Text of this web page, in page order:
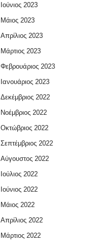
Ιούνιος 2023
Μάιος 2023
Απρίλιος 2023
Μάρτιος 2023
Φεβρουάριος 2023
Ιανουάριος 2023
Δεκέμβριος 2022
Νοέμβριος 2022
Οκτώβριος 2022
Σεπτέμβριος 2022
Αύγουστος 2022
Ιούλιος 2022
Ιούνιος 2022
Μάιος 2022
Απρίλιος 2022
Μάρτιος 2022